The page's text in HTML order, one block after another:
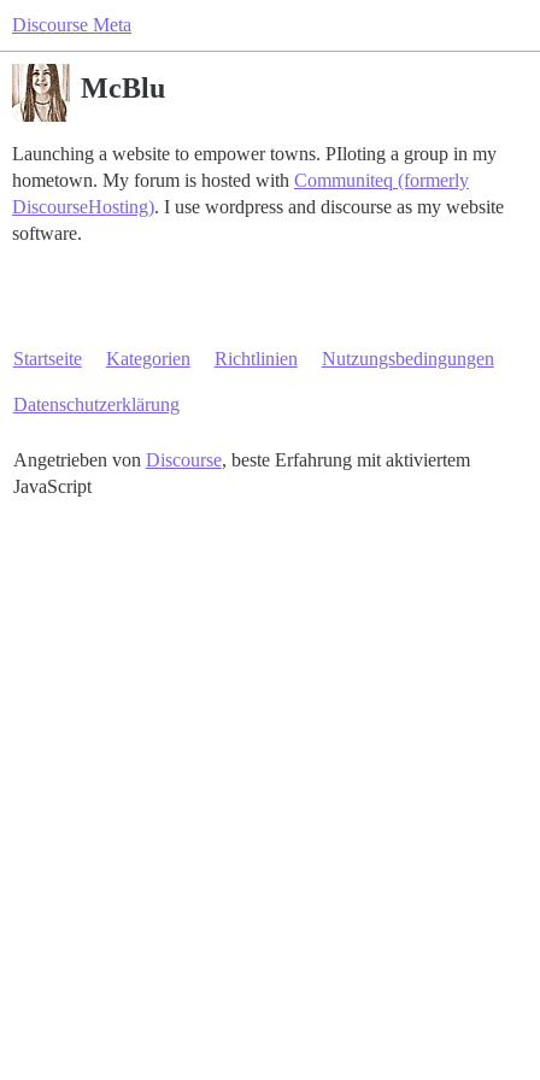
Discourse Meta
McBlu
Launching a website to empower towns. PIloting a group in my
hometown. My forum is hosted with Communiteq (formerly
DiscourseHosting). I use wordpress and discourse as my website
software.
Startseite Kategorien Richtlinien Nutzungsbedingungen
Datenschutzerklärung
Angetrieben von Discourse, beste Erfahrung mit aktiviertem
JavaScript